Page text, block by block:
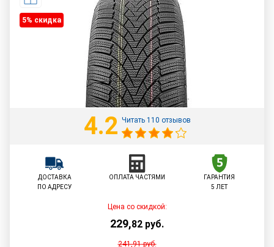
5% cкидка
4.2 Читать 110 отзывов
ДОСТАВКА
ПО АДРЕСУ
ОПЛАТА ЧАСТЯМИ
ГАРАНТИЯ
5 ЛЕТ
Цена со скидкой:
229,82 руб.
241,91руб.